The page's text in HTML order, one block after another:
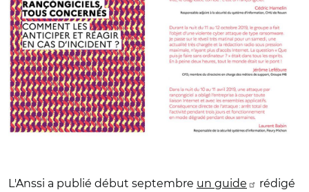
L'Anssi a publié début septembre un guide
rédigé